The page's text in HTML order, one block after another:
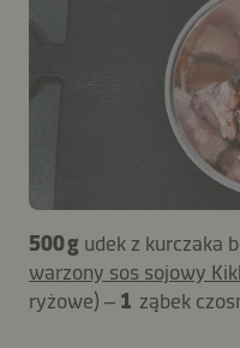
500 g udek z kurczaka
warzony sos sojowy
ryżowe) – 1 ząbek